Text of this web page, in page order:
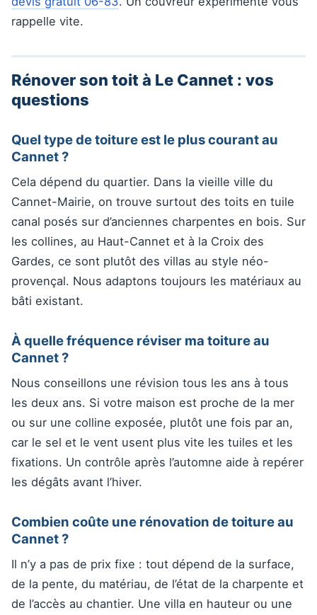
rappelle vite.
Rénover son toit à Le Cannet : vos
questions
Quel type de toiture est le plus courant au
Cannet ?
Cela dépend du quartier. Dans la vieille ville du
Cannet-Mairie, on trouve surtout des toits en tuile
canal posés sur d’anciennes charpentes en bois. Sur
les collines, au Haut-Cannet et à la Croix des
Gardes, ce sont plutôt des villas au style néo-
provençal. Nous adaptons toujours les matériaux au
bâti existant.
À quelle fréquence réviser ma toiture au
Cannet ?
Nous conseillons une révision tous les ans à tous
les deux ans. Si votre maison est proche de la mer
ou sur une colline exposée, plutôt une fois par an,
car le sel et le vent usent plus vite les tuiles et les
fixations. Un contrôle après l’automne aide à repérer
les dégâts avant l’hiver.
Combien coûte une rénovation de toiture au
Cannet ?
Il n’y a pas de prix fixe : tout dépend de la surface,
de la pente, du matériau, de l’état de la charpente et
de l’accès au chantier. Une villa en hauteur ou une